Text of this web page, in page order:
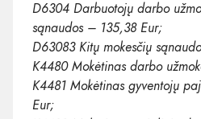
D6304 Darbuotojų darbo
sąnaudos – 135,38 Eur;
D63083 Kitų mokesčių
K4480 Mokėtinas darbo
K4481 Mokėtinas gyventojų
Eur;